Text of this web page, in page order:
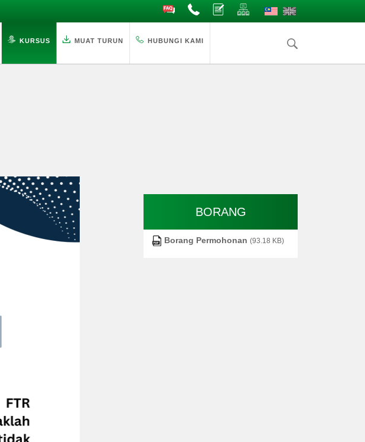
Soalan Lazim
Hubungi Aduan Peta Laman
KURSUS MUAT TURUN HUBUNGI KAMI
BORANG
Borang Permohonan (93.18 KB)